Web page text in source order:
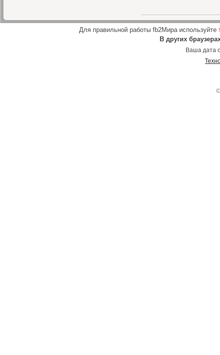
Для правильной работы fb2Мира используйте
В других
Ваша дата